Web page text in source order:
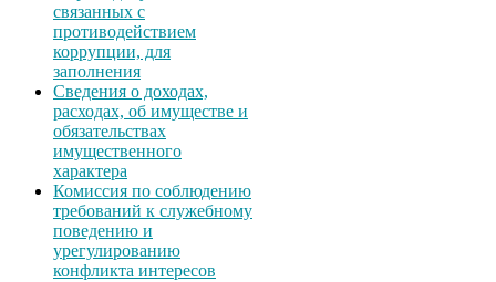
связанных с
противодействием
коррупции, для
заполнения
Сведения о доходах,
расходах, об имуществе и
обязательствах
имущественного
характера
Комиссия по соблюдению
требований к служебному
поведению и
урегулированию
конфликта интересов